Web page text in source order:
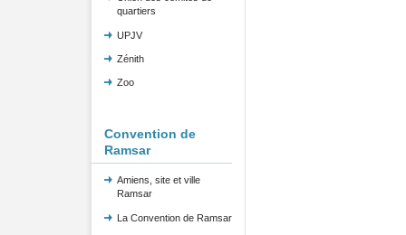
quartiers
UPJV
Zénith
Zoo
Convention de
Ramsar
Amiens, site et ville
Ramsar
La Convention de Ramsar